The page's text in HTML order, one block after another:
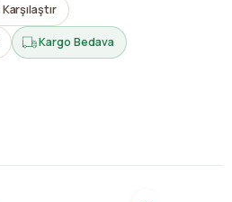
Karşılaştır
Kargo Bedava